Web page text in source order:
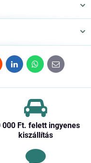
LinkedInWhatsApp
E-
mail
000 Ft​. felett ingyenes
kiszállítás